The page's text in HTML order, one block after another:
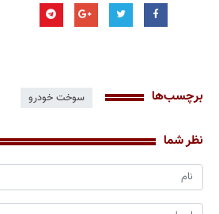
برچسب‌ها سوخت خودرو
نظر شما